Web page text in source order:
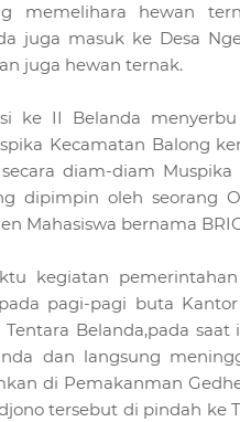
memelihara hewan
juga masuk ke Desa
juga hewan ternak.
ke II Belanda
Kecamatan Balong
diam-diam
dipimpin oleh
Mahasiswa bernama
kegiatan
pagi-pagi buta
Belanda,pada
dan langsung
di Pemakanman
tersebut di pindah ke